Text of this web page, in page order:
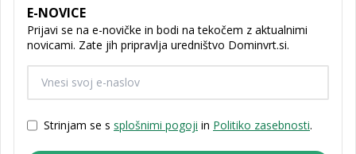
E-NOVICE
Prijavi se na e-novičke in bodi na tekočem z aktualnimi
novicami. Zate jih pripravlja uredništvo Dominvrt.si.
Strinjam se s splošnimi pogoji in Politiko zasebnosti.